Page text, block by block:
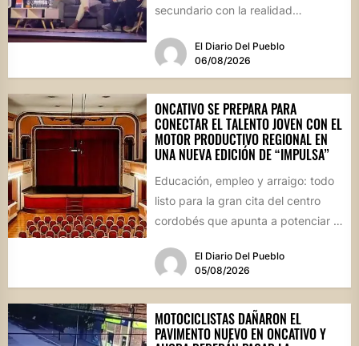
secundario con la realidad
El Diario Del Pueblo
06/08/2026
ONCATIVO SE PREPARA PARA
CONECTAR EL TALENTO JOVEN CON EL
MOTOR PRODUCTIVO REGIONAL EN
UNA NUEVA EDICIÓN DE “IMPULSA”
Educación, empleo y arraigo: todo
listo para la gran cita del centro
cordobés que apunta a potenciar el
El Diario Del Pueblo
05/08/2026
MOTOCICLISTAS DAÑARON EL
PAVIMENTO NUEVO EN ONCATIVO Y